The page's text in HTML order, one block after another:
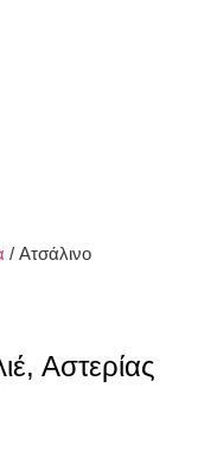
/ Ατσάλινο
Αστερίας